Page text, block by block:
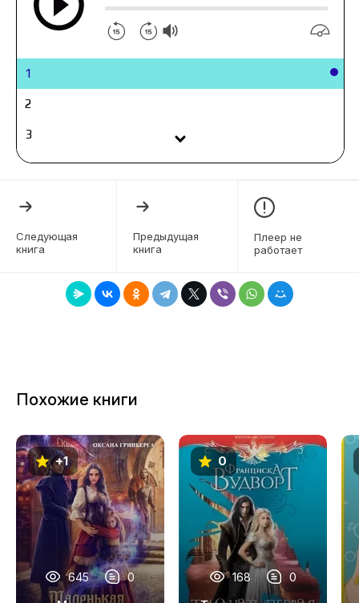
1
2
3
4
7
12
13
14
15
16
17
18
Следующая
книга
Предыдущая
книга
Плеер не
работает
Похожие книги
+1
645 0
0
168 0